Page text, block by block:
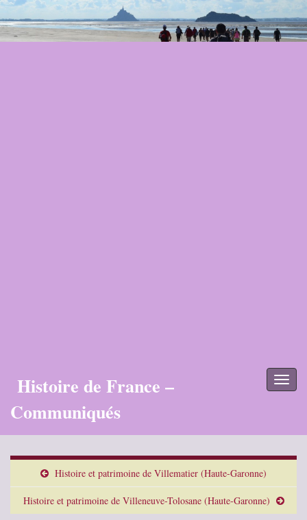
Histoire de France –
Communiqués
Histoire et patrimoine de Villematier (Haute-Garonne)
Histoire et patrimoine de Villeneuve-Tolosane (Haute-Garonne)